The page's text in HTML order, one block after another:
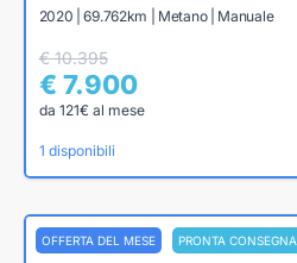
2020 | 69.762km | Metano | Manuale
€ 10.395
€ 7.900
da 121€ al mese
1 disponibili
OFFERTA DEL MESE PRONTA CONSEGNA